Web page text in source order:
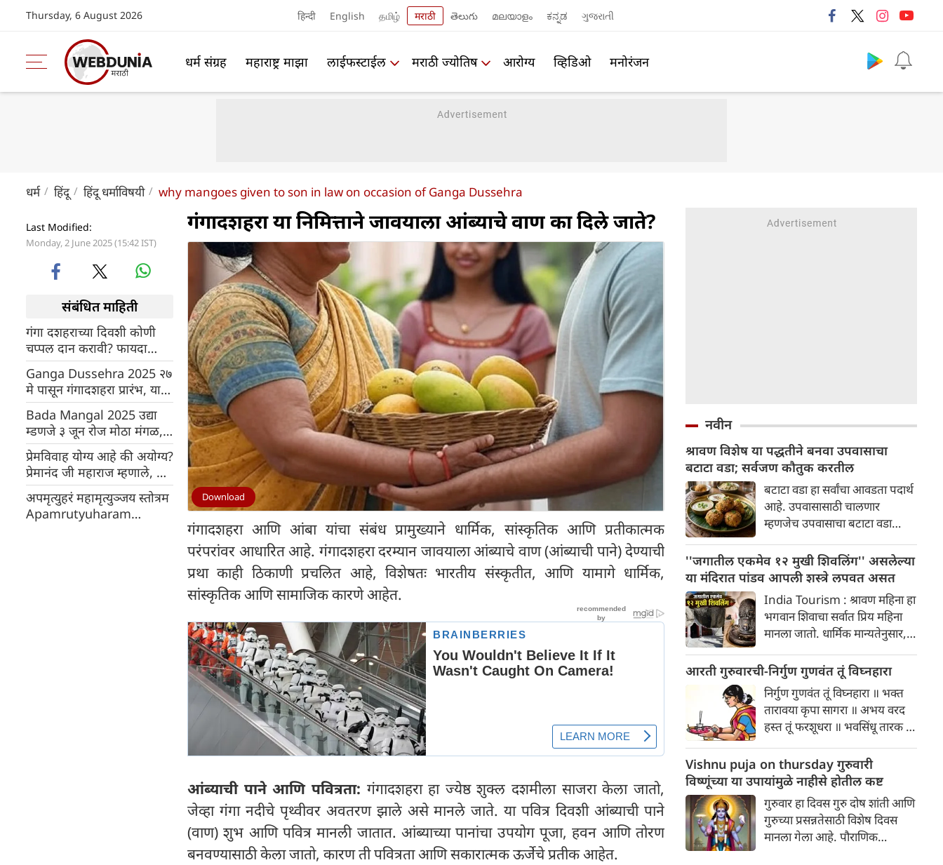
Thursday, 6 August 2026 हिन्दी English தமிழ் मराठी తెలుగు മലയാളം ಕನ್ನಡ ગુજરાતી
धर्म संग्रह महाराष्ट्र माझा लाईफस्टाईल मराठी ज्योतिष आरोग्य व्हिडिओ मनोरंजन
धर्म हिंदू हिंदू धर्माविषयी why mangoes given to son in law on occasion of Ganga Dussehra
Last Modified:
Monday, 2 June 2025 (15:42 IST)
संबंधित माहिती
गंगा दशहराच्या दिवशी कोणी
चप्पल दान करावी? फायदा
जाणून घ्या
Ganga Dussehra 2025 २७
मे पासून गंगादशहरा प्रारंभ, या
शुभ मुहूर्तावर स्नान, दान करा,
पूर्वजांचा आशीर्वाद मिळेल
Bada Mangal 2025 उद्या
म्डणजे ३ जून रोज मोठा मंगळ,
जाणून घ्या पूजेचे पद्ध आणि
कथा
प्रेमविवाह योग्य आहे की अयोग्य?
प्रेमानंद जी महाराज म्हणाले, जर
त्यांच्या मुलांनी असे पाऊल
उचलले तर पालकांनी काय
करावे?
अपमृत्युहरं महामृत्युञ्जय स्तोत्रम
Apamrutyuharam
गंगादशहरा या निमित्ताने जावयाला आंब्याचे वाण का दिले जाते?
Download
गंगादशहरा आणि आंबा यांचा संबंध प्रामुख्याने धार्मिक, सांस्कृतिक आणि प्रतीकात्मक
परंपरांवर आधारित आहे. गंगादशहरा दरम्यान जावयाला आंब्याचे वाण (आंब्याची पाने) देण्याची
प्रथा काही ठिकाणी प्रचलित आहे, विशेषतः भारतीय संस्कृतीत, आणि यामागे धार्मिक,
सांस्कृतिक आणि सामाजिक कारणे आहेत.
आंब्याची पाने आणि पवित्रता: गंगादशहरा हा ज्येष्ठ शुक्ल दशमीला साजरा केला जातो,
जेव्हा गंगा नदीचे पृथ्वीवर अवतरण झाले असे मानले जाते. या पवित्र दिवशी आंब्याची पाने
(वाण) शुभ आणि पवित्र मानली जातात. आंब्याच्या पानांचा उपयोग पूजा, हवन आणि तोरण
बनवण्यासाठी केला जातो, कारण ती पवित्रता आणि सकारात्मक ऊर्जेचे प्रतीक आहेत.
नवीन
श्रावण विशेष या पद्धतीने बनवा उपवासाचा
बटाटा वडा; सर्वजण कौतुक करतील
बटाटा वडा हा सर्वांचा आवडता पदार्थ
आहे. उपवासासाठी चालणार
म्हणजेच उपवासाचा बटाटा वडा
करतील.
''जगातील एकमेव १२ मुखी शिवलिंग'' असलेल्या
या मंदिरात पांडव आपली शस्त्रे लपवत असत
India Tourism : श्रावण महिना हा
भगवान शिवाचा सर्वात प्रिय महिना
मानला जातो. धार्मिक मान्यतेनुसार,
केल्याने विशेष लाभ मिळतो आणि
इच्छा पूर्ण होतात. हा महिना भक्ती
आणि श्रद्धेचे प्रतीक आहे.
आरती गुरुवारची-निर्गुण गुणवंत तूं विघ्नहारा
निर्गुण गुणवंत तूं विघ्नहारा ॥ भक्त
तारावया कृपा सागरा ॥ अभय वरद
हस्त तूं फरशूधरा ॥ भवसिंधू तारक तूं
गणपति वेल्हाळा ॥
Vishnu puja on thursday गुरुवारी
विष्णूंच्या या उपायांमुळे नाहीसे होतील कष्ट
गुरुवार हा दिवस गुरु दोष शांती आणि
गुरुच्या प्रसन्नतेसाठी विशेष दिवस
मानला गेला आहे. पौराणिक